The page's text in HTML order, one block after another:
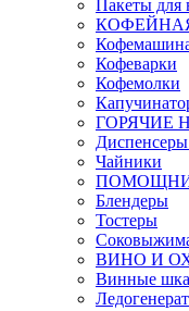
Пакеты для
Кофеварки
Кофемолки
ГОРЯЧИЕ
Чайники
Блендеры
Тостеры
ВИНО И
Винные